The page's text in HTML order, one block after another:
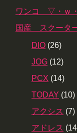
ワンコ ▽・ｗ
国産 スクータ
DIO (26)
JOG (12)
PCX (14)
TODAY (10)
アクシス (7)
アドレス